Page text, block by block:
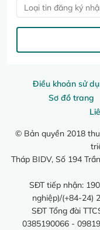
Điều khoản sử
Sơ đồ trang
© Bản quyền 2018
Tháp BIDV, Số 194
SĐT tiếp nhận:
nghiệp)/(+84-24)
SĐT Tổng đài
0385190066 -
Loại tin đăng ký